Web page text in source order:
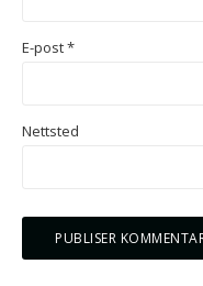
E-post*
Nettsted